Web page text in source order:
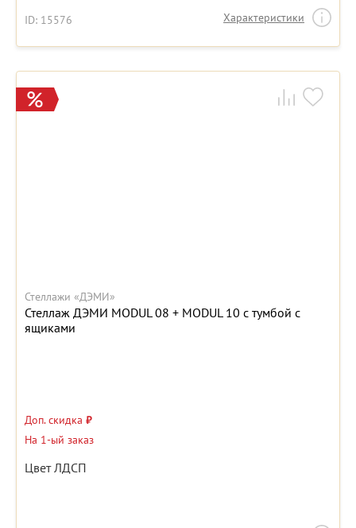
ID: 15576 Характеристики
Стеллажи «ДЭМИ»
Стеллаж ДЭМИ MODUL 08 + MODUL 10 с тумбой с
ящиками
Доп. скидка ₽
На 1-ый заказ
Цвет ЛДСП